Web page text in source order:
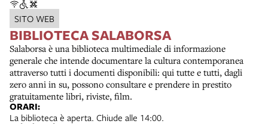
SITO WEB
BIBLIOTECA SALABORSA
Salaborsa è una biblioteca multimediale di informazione
generale che intende documentare la cultura contemporanea
attraverso tutti i documenti disponibili: qui tutte e tutti, dagli
zero anni in su, possono consultare e prendere in prestito
gratuitamente libri, riviste, film.
ORARI:
La biblioteca è aperta. Chiude alle 14:00.